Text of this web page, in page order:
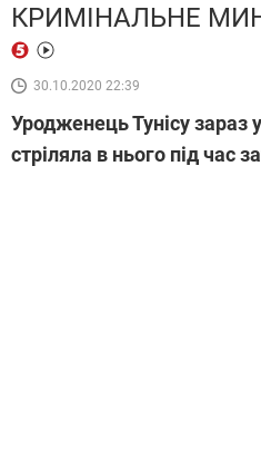
КРИМІНАЛЬНЕ
30.10.2020 22:39
Уродженець Тунісу зараз
стріляла в нього під час